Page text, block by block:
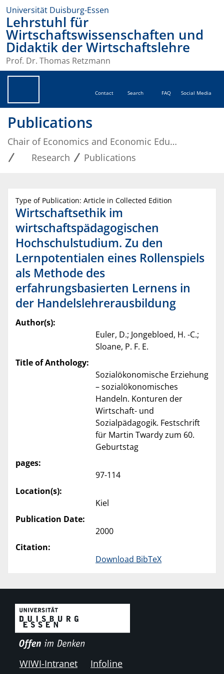
Universität Duisburg-Essen
Lehrstuhl für
Wirtschaftswissenschaften und
Didaktik der Wirtschaftslehre
Prof. Dr. Thomas Retzmann
Contact Search FAQ Social Media
Publications
Chair of Economics and Economic Education
Research
Publications
Type of Publication: Article in Collected Edition
Wirtschaftsethik im
wirtschaftspädagogischen
Hochschulstudium. Zu den
Lernpotentialen eines Rollenspiels
als Methode des
erfahrungsbasierten Lernens in
der Handelslehrerausbildung
Author(s):
Euler, D.; Jongebloed, H. -C.;
Sloane, P. F. E.
Title of Anthology:
Sozialökonomische Erziehung
– sozialökonomisches
Handeln. Konturen der
Wirtschaft- und
Sozialpädagogik. Festschrift
für Martin Twardy zum 60.
Geburtstag
pages:
97-114
Location(s):
Kiel
Publication Date:
2000
Citation:
Download BibTeX
WIWI-Intranet Infoline